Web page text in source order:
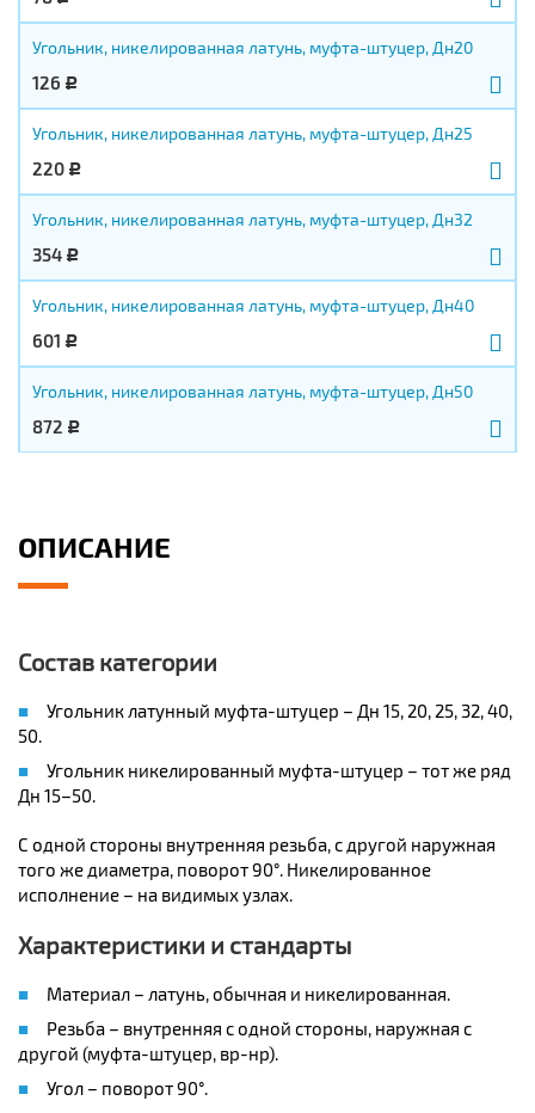
Угольник, никелированная латунь, муфта-штуцер, Дн20
126 Р
Угольник, никелированная латунь, муфта-штуцер, Дн25
220 Р
Угольник, никелированная латунь, муфта-штуцер, Дн32
354 Р
Угольник, никелированная латунь, муфта-штуцер, Дн40
601 Р
Угольник, никелированная латунь, муфта-штуцер, Дн50
872 Р
ОПИСАНИЕ
Состав категории
Угольник латунный муфта-штуцер – Дн 15, 20, 25, 32, 40,
50.
Угольник никелированный муфта-штуцер – тот же ряд
Дн 15–50.
С одной стороны внутренняя резьба, с другой наружная
того же диаметра, поворот 90°. Никелированное
исполнение – на видимых узлах.
Характеристики и стандарты
Материал – латунь, обычная и никелированная.
Резьба – внутренняя с одной стороны, наружная с
другой (муфта-штуцер, вр-нр).
Угол – поворот 90°.